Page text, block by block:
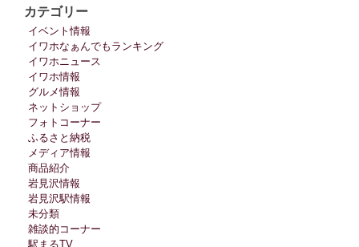
カテゴリー
イベント情報
イワホなぁんでもランキング
イワホニュース
イワホ情報
グルメ情報
ネットショップ
フォトコーナー
ふるさと納税
メディア情報
商品紹介
岩見沢情報
岩見沢駅情報
未分類
雑談的コーナー
駅まるTV